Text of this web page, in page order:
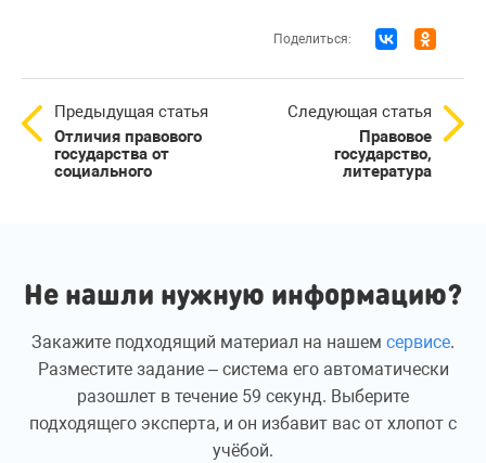
Поделиться:
Предыдущая статья
Отличия правового
государства от
социального
Следующая статья
Правовое
государство,
литература
Не нашли нужную информацию?
Закажите подходящий материал на нашем сервисе.
Разместите задание – система его автоматически
разошлет в течение 59 секунд. Выберите
подходящего эксперта, и он избавит вас от хлопот с
учёбой.